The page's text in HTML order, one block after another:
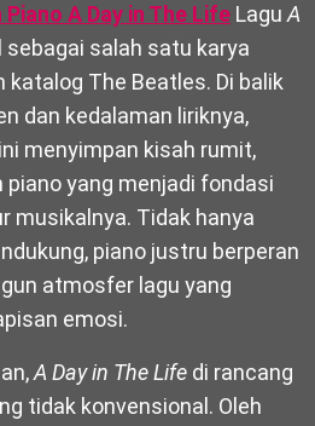
A Day in The Life LaguA
sebagai salah satu karya
katalog The Beatles. Di balik
dan kedalaman liriknya,
menyimpan kisah rumit,
yang menjadi fondasi
musikalnya. Tidak hanya
piano justru berperan
atmosfer lagu yang
emosi.
A Day in The Life di rancang
tidak konvensional. Oleh